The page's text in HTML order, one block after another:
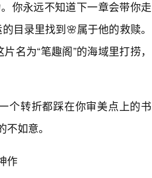
你永远不知道下一章会带你走
目录里找到🌸属于他的救赎。
名为“笔趣阁”的海域里打捞，
个转折都踩在你审美点上的书
如意。
作